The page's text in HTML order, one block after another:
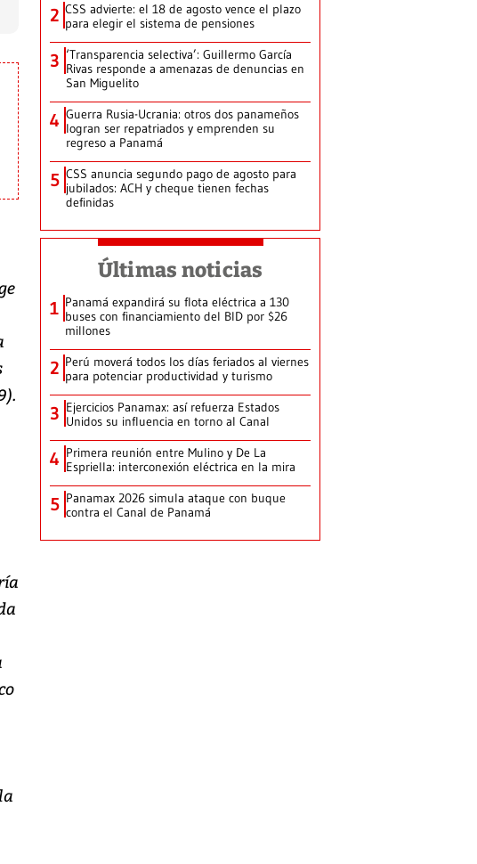
2 CSS advierte: el 18 de agosto vence el plazo
para elegir el sistema de pensiones
3 ‘Transparencia selectiva’: Guillermo García
Rivas responde a amenazas de denuncias en
San Miguelito
4 Guerra Rusia-Ucrania: otros dos panameños
logran ser repatriados y emprenden su
regreso a Panamá
5 CSS anuncia segundo pago de agosto para
jubilados: ACH y cheque tienen fechas
definidas
Últimas noticias
1 Panamá expandirá su flota eléctrica a 130
buses con financiamiento del BID por $26
millones
2 Perú moverá todos los días feriados al viernes
para potenciar productividad y turismo
3 Ejercicios Panamax: así refuerza Estados
Unidos su influencia en torno al Canal
4 Primera reunión entre Mulino y De La
Espriella: interconexión eléctrica en la mira
5 Panamax 2026 simula ataque con buque
contra el Canal de Panamá